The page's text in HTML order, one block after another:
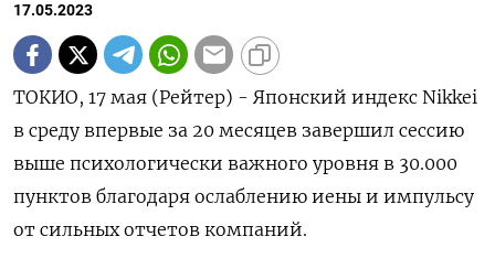
17.05.2023
ТОКИО, 17 мая (Рейтер) - Японский индекс Nikkei
в среду впервые за 20 месяцев завершил сессию
выше психологически важного уровня в 30.000
пунктов благодаря ослаблению иены и импульсу
от сильных отчетов компаний.